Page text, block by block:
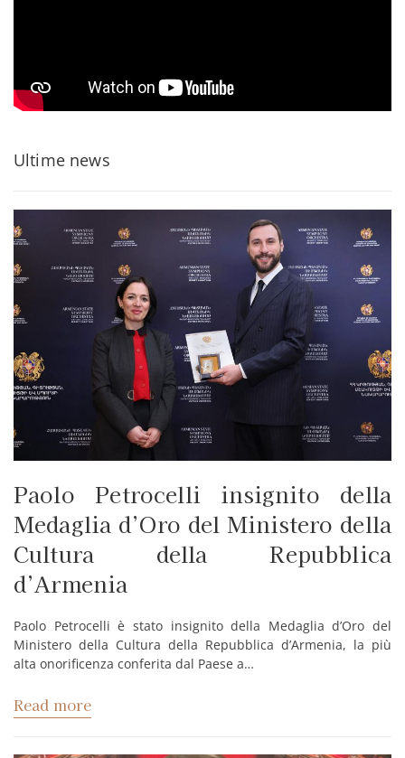
Ultime news
Paolo Petrocelli insignito della
Medaglia d’Oro del Ministero della
Cultura della Repubblica
d’Armenia
Paolo Petrocelli è stato insignito della Medaglia d’Oro del
Ministero della Cultura della Repubblica d’Armenia, la più
alta onorificenza conferita dal Paese a…
Read more